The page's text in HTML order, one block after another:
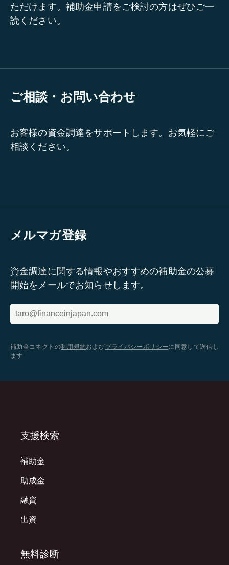
ただけます。補助金申請をご検討の方はぜひご一
読ください。
ご相談・お問い合わせ
お客様の資金調達をサポートします。お気軽にご
相談ください。
メルマガ登録
資金調達に関する情報やおすすめの補助金の公募
開始をメールでお知らせします。
補助金コネクトの利用規約およびプライバシーポリシーに同意して送信し
ます
支援検索
補助金
助成金
融資
出資
無料診断